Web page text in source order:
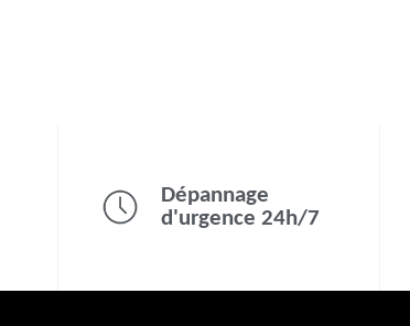
Dépannage
d'urgence 24h/7